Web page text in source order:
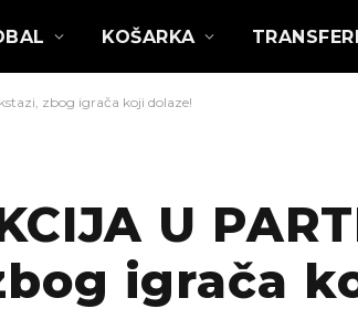
KOŠARKA TRANSFERI
zbog igrača koji dolaze!
U
igrača